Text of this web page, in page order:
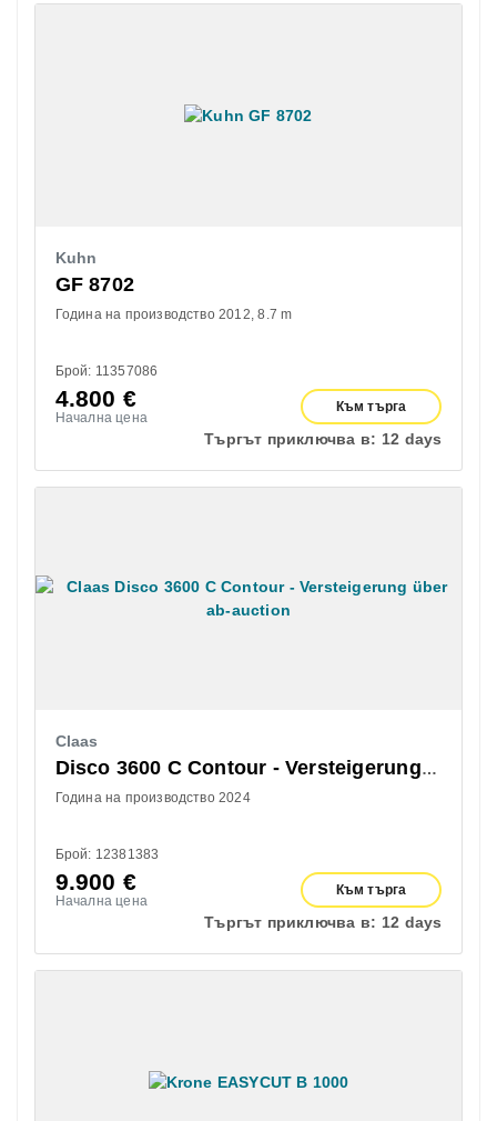
Kuhn
GF 8702
Година на производство 2012 8.7 m
Брой: 11357086
4.800 €
Начална цена
Към търга
Търгът приключва в: 12 days
Claas
Disco 3600 C Contour - Versteigerung über ab-auction
Година на производство 2024
Брой: 12381383
9.900 €
Начална цена
Към търга
Търгът приключва в: 12 days